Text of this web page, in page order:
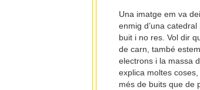
Una imatge em va
enmig d’una
buit i no res. Vol dir
de carn, també
electrons i la massa
explica moltes
més de buits que de